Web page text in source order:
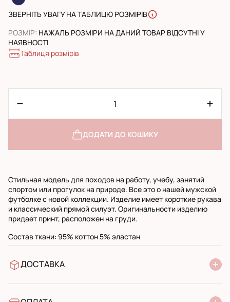
ЗВЕРНІТЬ УВАГУ НА ТАБЛИЦЮ РОЗМІРІВ
РОЗМІР: НАЖАЛЬ РОЗМІРИ НА ДАНИЙ ТОВАР ВІДСУТНІ У
НАЯВНОСТІ
Таблиця розмірів
ДОДАТИ ДО КОШИКУ
Стильная модель для походов на работу, учебу, занятий
спортом или прогулок на природе. Все это о нашей мужской
футболке с новой коллекции. Изделие имеет короткие рукава
и классический прямой силуэт. Оригинальности изделию
придает принт, расположен на груди.
Состав ткани: 95% коттон 5% эластан
ДОСТАВКА
УкрПошта стандарт